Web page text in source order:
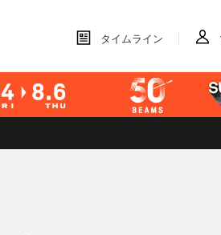
タイムライン